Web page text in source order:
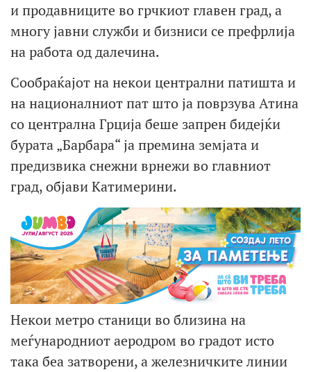
и продавниците во грчкиот главен град, а
многу јавни служби и бизниси се префрлија
на работа од далечина.
Сообраќајот на некои централни патишта и
на националниот пат што ја поврзува Атина
со централна Грција беше запрен бидејќи
бурата „Барбара“ ја премина земјата и
предизвика снежни врнежи во главниот
град, објави Катимерини.
Некои метро станици во близина на
меѓународниот аеродром во градот исто
така беа затворени, а железничките линии